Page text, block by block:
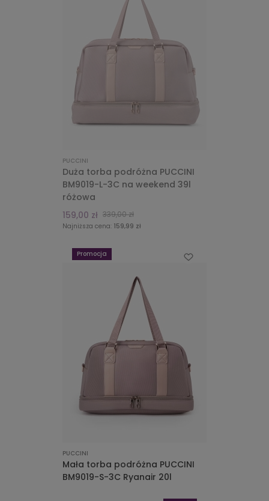
PUCCINI
Duża torba podróżna PUCCINI
BM9019-L-3C na weekend 39l
różowa
159,00 zł 339,00 zł
Najniższa cena: 159,99 zł
PUCCINI
Mała torba podróżna PUCCINI
BM9019-S-3C Ryanair 20l
Promocja